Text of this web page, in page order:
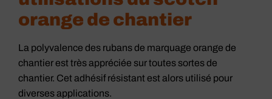
orange de chantier
La polyvalence des rubans de marquage orange de
chantier est très appréciée sur toutes sortes de
chantier. Cet adhésif résistant est alors utilisé pour
diverses applications.